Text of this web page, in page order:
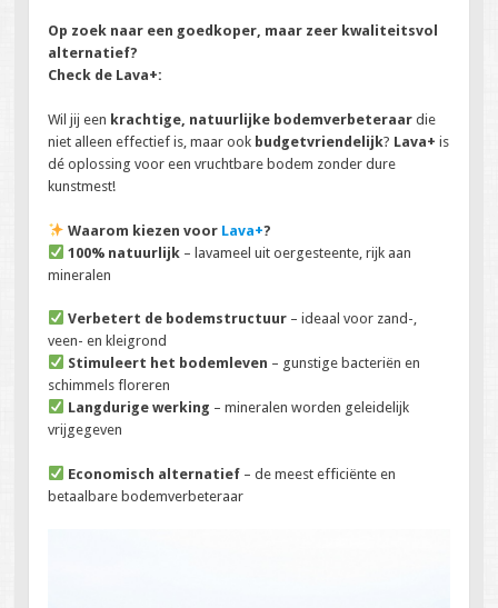
Op zoek naar een goedkoper, maar zeer kwaliteitsvol
alternatief?
Check de Lava+:
Wil jij een krachtige, natuurlijke bodemverbeteraar die
niet alleen effectief is, maar ook budgetvriendelijk? Lava+ is
dé oplossing voor een vruchtbare bodem zonder dure
kunstmest!
Waarom kiezen voor Lava+?
100% natuurlijk – lavameel uit oergesteente, rijk aan
mineralen
Verbetert de bodemstructuur – ideaal voor zand-,
veen- en kleigrond
Stimuleert het bodemleven – gunstige bacteriën en
schimmels floreren
Langdurige werking – mineralen worden geleidelijk
vrijgegeven
Economisch alternatief – de meest efficiënte en
betaalbare bodemverbeteraar